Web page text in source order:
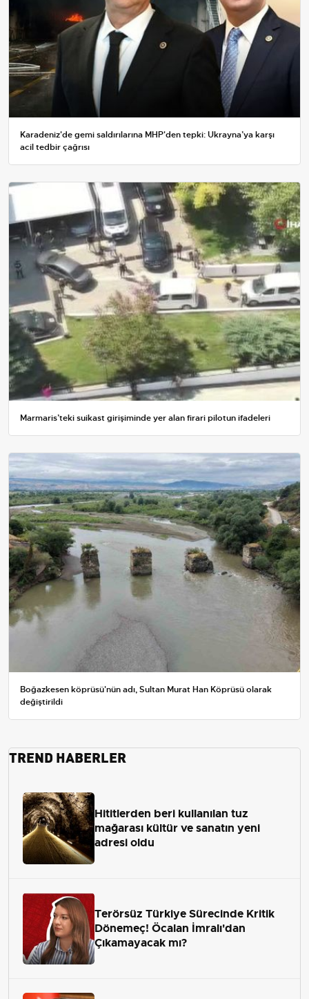
Karadeniz'de gemi saldırılarına MHP'den tepki: Ukrayna’ya karşı
acil tedbir çağrısı
Marmaris’teki suikast girişiminde yer alan firari pilotun ifadeleri
Boğazkesen köprüsü'nün adı, Sultan Murat Han Köprüsü olarak
değiştirildi
TREND HABERLER
Hititlerden beri kullanılan tuz
mağarası kültür ve sanatın yeni
adresi oldu
Terörsüz Türkiye Sürecinde Kritik
Dönemeç! Öcalan İmralı'dan
Çıkamayacak mı?